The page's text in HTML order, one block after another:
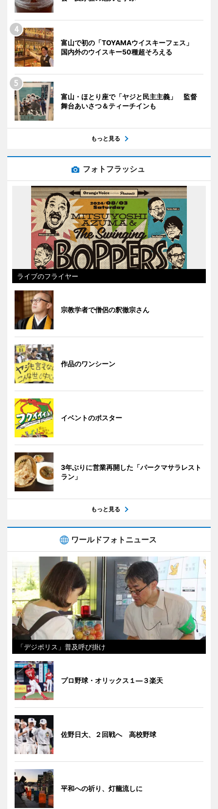
富山で初の「TOYAMAウイスキーフェス」
国内外のウイスキー50種超そろえる
富山・ほとり座で「ヤジと民主主義」 監督
舞台あいさつ＆ティーチインも
もっと見る
フォトフラッシュ
ライブのフライヤー
宗教学者で僧侶の釈徹宗さん
作品のワンシーン
イベントのポスター
3年ぶりに営業再開した「パークマサラレスト
ラン」
もっと見る
ワールドフォトニュース
「デジポリス」普及呼び掛け
プロ野球・オリックス１―３楽天
佐野日大、２回戦へ 高校野球
平和への祈り、灯籠流しに